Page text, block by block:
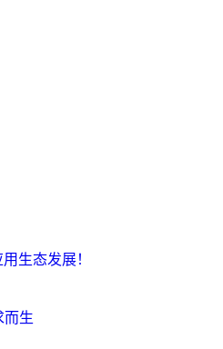
生态发展！
而生